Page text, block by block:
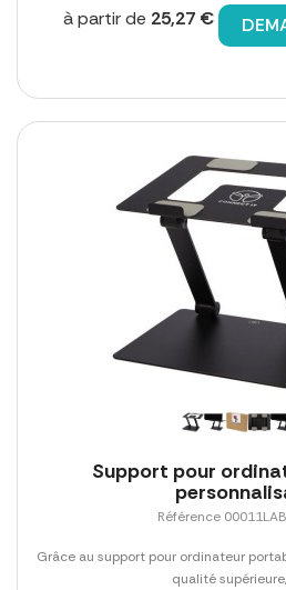
à partir de 25,27 €
Support pour
Référence
Grâce au support pour ordinateur
qualité supérieure,